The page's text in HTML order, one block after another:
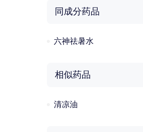
同成分药品
六神祛暑水
相似药品
清凉油